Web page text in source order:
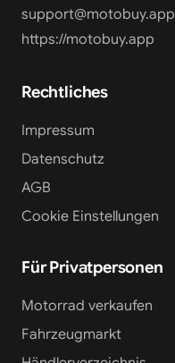
support@motobuy.app
https://motobuy.app
Rechtliches
Impressum
Datenschutz
AGB
Cookie Einstellungen
Für Privatpersonen
Motorrad verkaufen
Fahrzeugmarkt